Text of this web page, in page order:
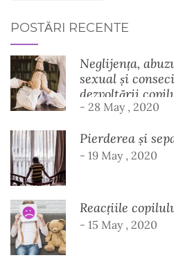
POSTĂRI RECENTE
Neglijența,
sexual și
dezvoltării
- 28 May , 2020
Pierderea și
- 19 May , 2020
Reacțiile
- 15 May , 2020